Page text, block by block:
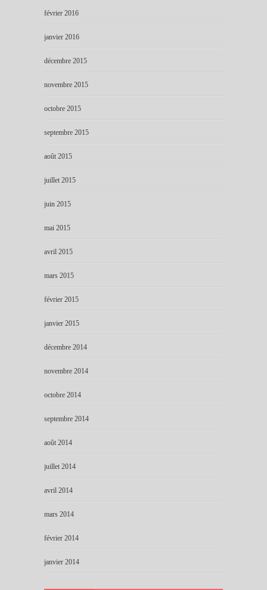
février 2016
janvier 2016
décembre 2015
novembre 2015
octobre 2015
septembre 2015
août 2015
juillet 2015
juin 2015
mai 2015
avril 2015
mars 2015
février 2015
janvier 2015
décembre 2014
novembre 2014
octobre 2014
septembre 2014
août 2014
juillet 2014
avril 2014
mars 2014
février 2014
janvier 2014